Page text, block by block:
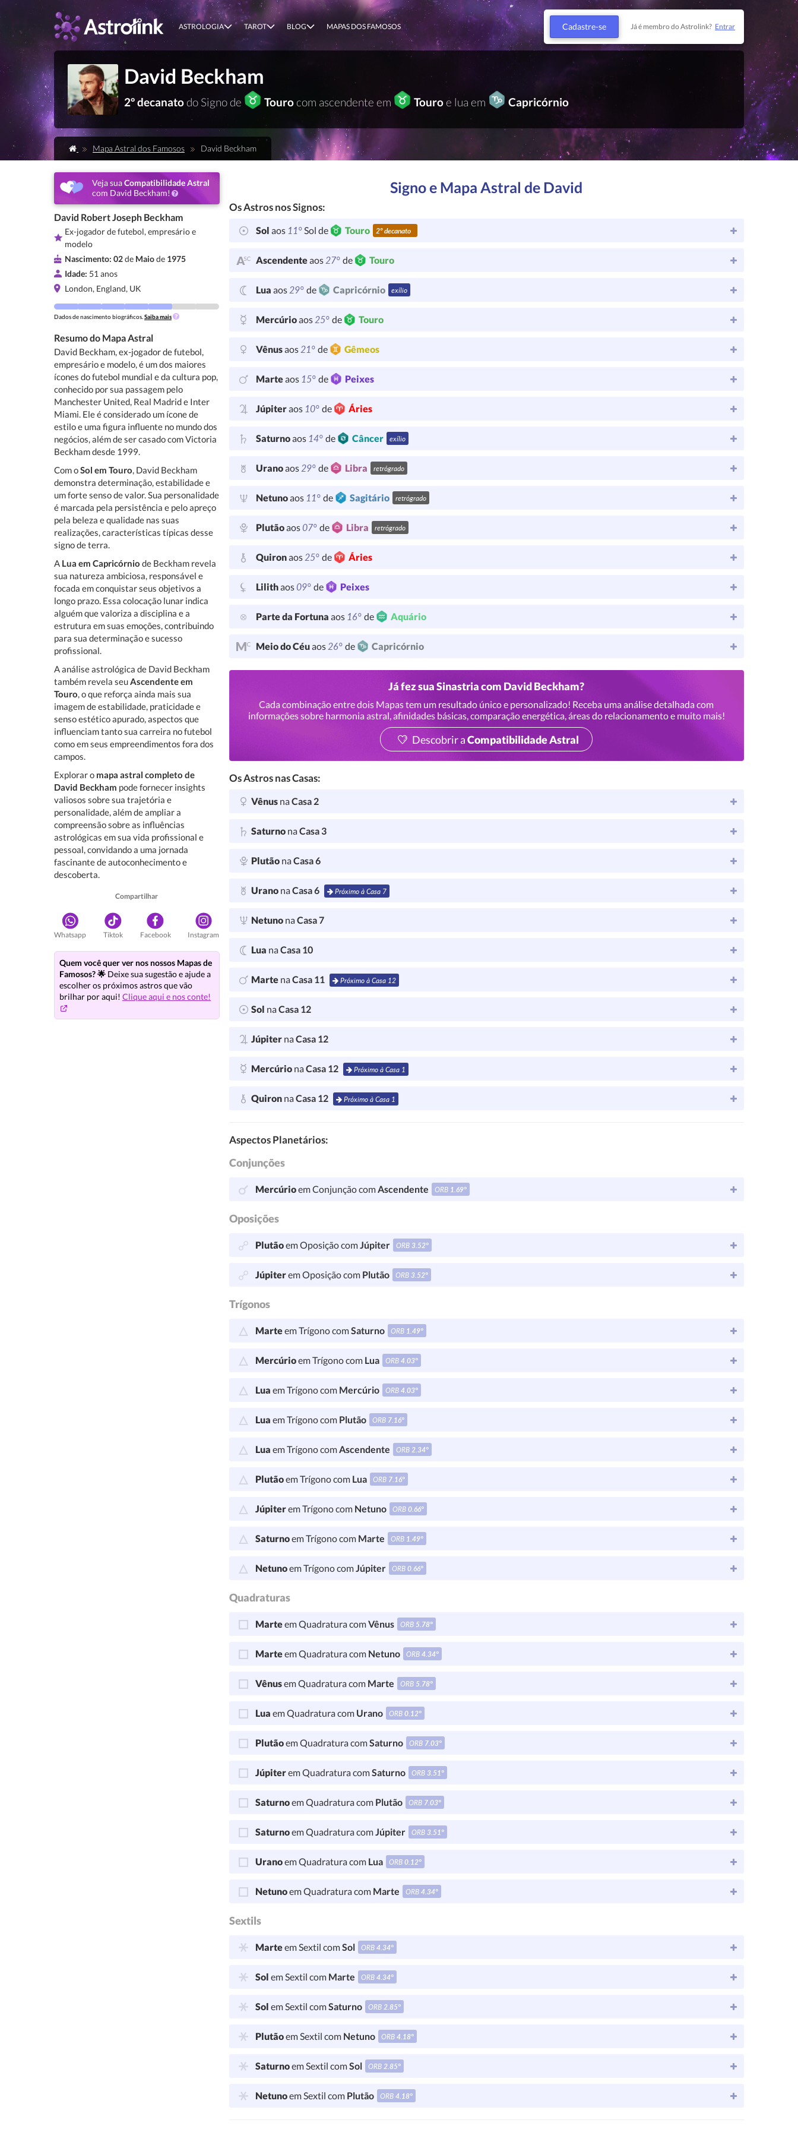
ASTROLOGIA TAROT BLOG MAPAS DOS FAMOSOS Cadastre-se Já é membro do Astrolink? Entrar
David Beckham
2º decanatodo Signo de Tourocom ascendente em Touroe lua em Capricórnio
Mapa Astral dos Famosos David Beckham
Veja suaCompatibilidade Astral
com David Beckham!
David Robert Joseph Beckham
Ex-jogador de futebol, empresário e
modelo
Nascimento: 02de Maiode 1975
Idade: 51 anos
London, England, UK
Dados de nascimento biográficos. Saiba mais
Resumo do Mapa Astral
David Beckham, ex-jogador de futebol,
empresário e modelo, é um dos maiores
ícones do futebol mundial e da cultura pop,
conhecido por sua passagem pelo
Manchester United, Real Madrid e Inter
Miami. Ele é considerado um ícone de
estilo e uma figura influente no mundo dos
negócios, além de ser casado com Victoria
Beckham desde 1999.
Com oSol em Touro, David Beckham
demonstra determinação, estabilidade e
um forte senso de valor. Sua personalidade
é marcada pela persistência e pelo apreço
pela beleza e qualidade nas suas
realizações, características típicas desse
signo de terra.
A Lua em Capricórnio de Beckham revela
sua natureza ambiciosa, responsável e
focada em conquistar seus objetivos a
longo prazo. Essa colocação lunar indica
alguém que valoriza a disciplina e a
estrutura em suas emoções, contribuindo
para sua determinação e sucesso
profissional.
A análise astrológica de David Beckham
também revela seuAscendente em
Touro, o que reforça ainda mais sua
imagem de estabilidade, praticidade e
senso estético apurado, aspectos que
influenciam tanto sua carreira no futebol
como em seus empreendimentos fora dos
campos.
Explorar o mapa astral completo de
David Beckham pode fornecer insights
valiosos sobre sua trajetória e
personalidade, além de ampliar a
compreensão sobre as influências
astrológicas em sua vida profissional e
pessoal, convidando a uma jornada
fascinante de autoconhecimento e
descoberta.
Compartilhar
Whatsapp Tiktok Facebook Instagram
Quem você quer ver nos nossos Mapas de
Famosos? 🌟 Deixe sua sugestão e ajude a
escolher os próximos astros que vão
brilhar por aqui! Clique aqui e nos conte!
Signo e Mapa Astral de David
Os Astros nos Signos:
Sol aos 11°Sol de Touro 2º decanato
Ascendenteaos27° de Touro
Lua aos29° de Capricórnio exílio
Mercúrioaos25° de Touro
Vênusaos21° de Gêmeos
Marteaos 15° de Peixes
Júpiteraos 10° de Áries
Saturnoaos 14° de Câncer exílio
Uranoaos29° de Libra retrógrado
Netunoaos 11° de Sagitário retrógrado
Plutãoaos07° de Libra retrógrado
Quironaos25° de Áries
Lilithaos09° de Peixes
Parte da Fortuna aos 16° de Aquário
Meio do Céuaos26° de Capricórnio
Já fez sua Sinastria com David Beckham?
Cada combinação entre dois Mapas tem um resultado único e personalizado! Receba uma análise detalhada com
informações sobre harmonia astral, afinidades básicas, comparação energética, áreas do relacionamento e muito mais!
Descobrir aCompatibilidade Astral
Os Astros nas Casas:
Vênus naCasa 2
Saturno naCasa 3
Plutão naCasa 6
Urano naCasa 6 Próximo à Casa 7
Netuno naCasa 7
Lua naCasa 10
Marte naCasa 11 Próximo à Casa 12
Sol naCasa 12
Júpiter naCasa 12
Mercúrio naCasa 12 Próximo à Casa 1
Quiron naCasa 12 Próximo à Casa 1
Aspectos Planetários:
Conjunções
Mercúrioem Conjunção comAscendente ORB 1.69°
Oposições
Plutãoem Oposição comJúpiter ORB3.52°
Júpiterem Oposição com Plutão ORB3.52°
Trígonos
Marteem Trígono comSaturno ORB 1.49°
Mercúrioem Trígono com Lua ORB4.03°
Lua em Trígono com Mercúrio ORB4.03°
Lua em Trígono com Plutão ORB 7.16°
Lua em Trígono comAscendente ORB2.34°
Plutãoem Trígono com Lua ORB 7.16°
Júpiterem Trígono com Netuno ORB0.66°
Saturnoem Trígono com Marte ORB 1.49°
Netunoem Trígono comJúpiter ORB0.66°
Quadraturas
Marteem Quadratura comVênus ORB 5.78°
Marteem Quadratura com Netuno ORB4.34°
Vênusem Quadratura com Marte ORB 5.78°
Lua em Quadratura com Urano ORB0.12°
Plutãoem Quadratura comSaturno ORB 7.03°
Júpiterem Quadratura comSaturno ORB3.51°
Saturnoem Quadratura com Plutão ORB 7.03°
Saturnoem Quadratura comJúpiter ORB3.51°
Uranoem Quadratura com Lua ORB0.12°
Netunoem Quadratura com Marte ORB4.34°
Sextils
Marteem Sextil comSol ORB4.34°
Sol em Sextil com Marte ORB4.34°
Sol em Sextil comSaturno ORB2.85°
Plutãoem Sextil com Netuno ORB4.18°
Saturnoem Sextil comSol ORB2.85°
Netunoem Sextil com Plutão ORB4.18°